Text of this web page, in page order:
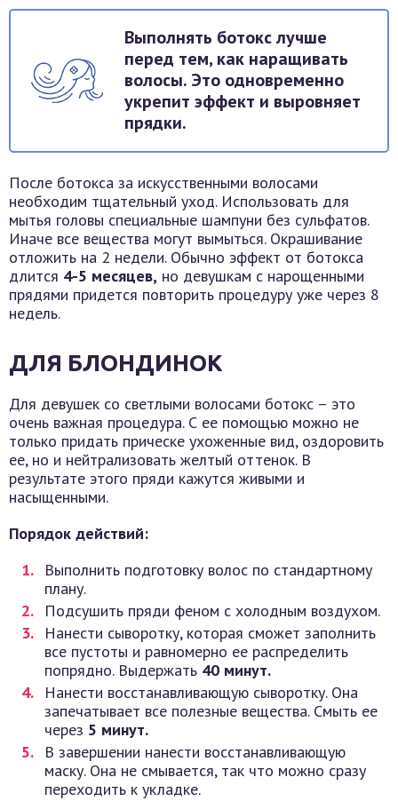
Выполнять ботокс лучше
перед тем, как наращивать
волосы. Это одновременно
укрепит эффект и выровняет
прядки.
После ботокса за искусственными волосами
необходим тщательный уход. Использовать для
мытья головы специальные шампуни без сульфатов.
Иначе все вещества могут вымыться. Окрашивание
отложить на 2 недели. Обычно эффект от ботокса
длится 4-5 месяцев, но девушкам с нарощенными
прядями придется повторить процедуру уже через 8
недель.
ДЛЯ БЛОНДИНОК
Для девушек со светлыми волосами ботокс – это
очень важная процедура. С ее помощью можно не
только придать прическе ухоженные вид, оздоровить
ее, но и нейтрализовать желтый оттенок. В
результате этого пряди кажутся живыми и
насыщенными.
Порядок действий:
Выполнить подготовку волос по стандартному
плану.
Подсушить пряди феном с холодным воздухом.
Нанести сыворотку, которая сможет заполнить
все пустоты и равномерно ее распределить
попрядно. Выдержать 40 минут.
Нанести восстанавливающую сыворотку. Она
запечатывает все полезные вещества. Смыть ее
через 5 минут.
В завершении нанести восстанавливающую
маску. Она не смывается, так что можно сразу
переходить к укладке.